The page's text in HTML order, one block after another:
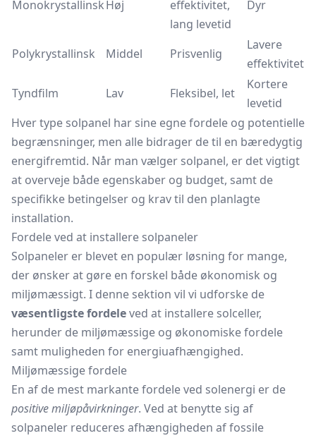
MonokrystallinskHøj
effektivitet,
lang levetid
Dyr
Polykrystallinsk Middel Prisvenlig
Lavere
effektivitet
Tyndfilm
Lav Fleksibel, let
Kortere
levetid
Hver type solpanel har sine egne fordele og potentielle
begrænsninger, men alle bidrager de til en bæredygtig
energifremtid. Når man vælger solpanel, er det vigtigt
at overveje både egenskaber og budget, samt de
specifikke betingelser og krav til den planlagte
installation.
Fordele ved at installere solpaneler
Solpaneler er blevet en populær løsning for mange,
der ønsker at gøre en forskel både økonomisk og
miljømæssigt. I denne sektion vil vi udforske de
væsentligste fordeleved at installere solceller,
herunder de miljømæssige og økonomiske fordele
samt muligheden for energiuafhængighed.
Miljømæssige fordele
En af de mest markante fordele ved solenergi er de
positive miljøpåvirkninger. Ved at benytte sig af
solpaneler reduceres afhængigheden af fossile